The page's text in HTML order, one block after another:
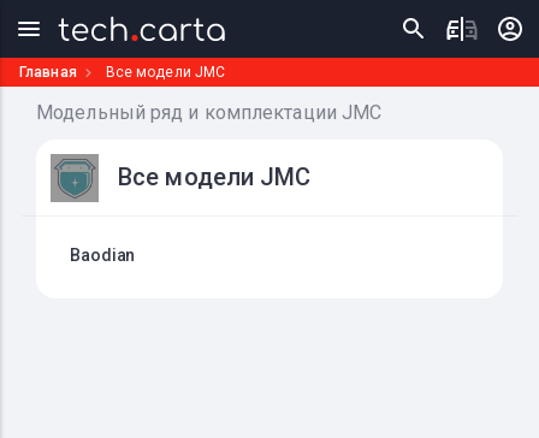
Главная Все модели JMC
Модельный ряд и комплектации JMC
Все модели JMC
Baodian